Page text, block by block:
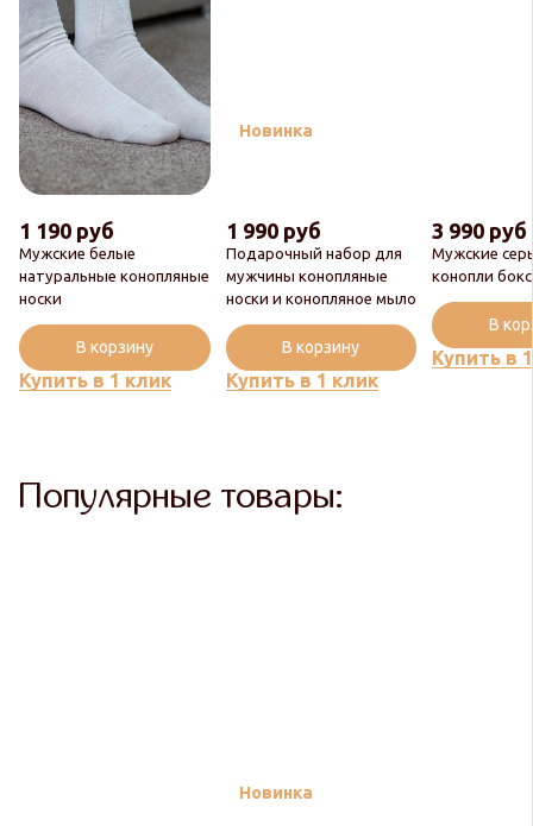
Мужские белые
натуральные конопляные
носки
1 190 руб
Купить в 1 клик
В корзину
Новинка
Подарочный набор для
мужчины конопляные
носки и конопляное мыло
1 990 руб
Купить в 1 клик
В корзину
Мужские
конопли
3 990 руб
Купить в
В
Популярные товары:
Новинка